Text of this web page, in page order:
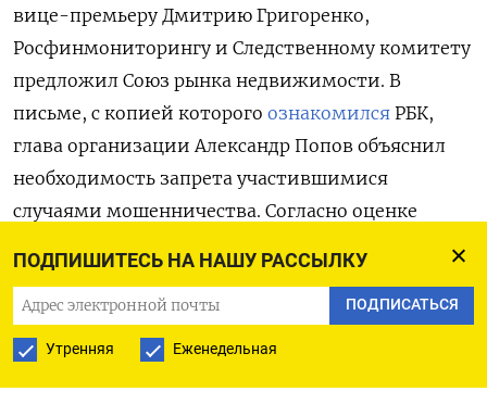
ПОДПИШИТЕСЬ НА НАШУ РАССЫЛКУ
ПОДПИСАТЬСЯ
Утренняя Еженедельная
вице-премьеру Дмитрию Григоренко,
Росфинмониторингу и Следственному комитету
предложил Союз рынка недвижимости. В
письме, с копией которого ознакомился РБК,
глава организации Александр Попов объяснил
необходимость запрета участившимися
случаями мошенничества. Согласно оценке
союза, на данный момент россияне прибегают к
расчетам наличными более чем в 10% сделок по
купле-продаже жилья, в том числе передают
деньги из рук в руки или через банковскую